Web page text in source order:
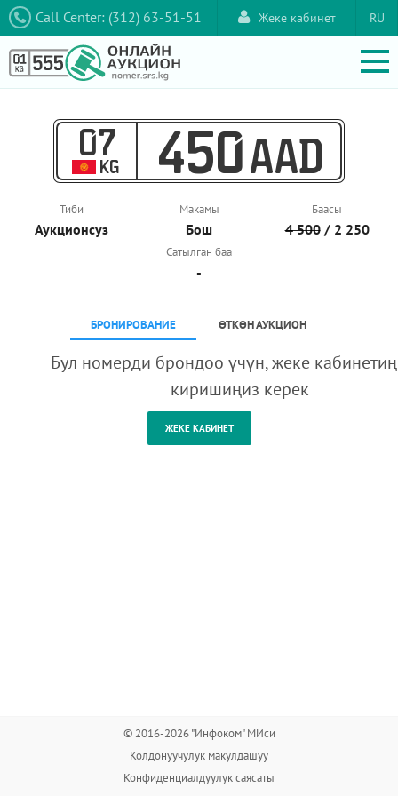
Call Center: (312) 63-51-51 RU
Жеке кабинет
07
KG 450 AAD
Тиби
Аукционcуз
Макамы
Бош
Баасы
4 500/ 2 250
Сатылган баа
-
БРОНИРОВАНИЕ ӨТКӨН АУКЦИОН
Бул номерди брондоо үчүн, жеке
киришиңиз керек
© 2016-2026 "Инфоком" МИси
Колдонуучулук макулдашуу
Конфиденциалдуулук саясаты